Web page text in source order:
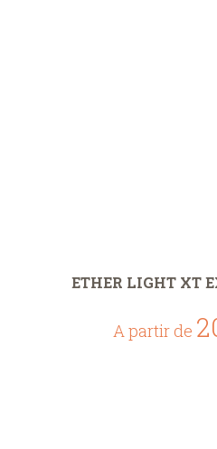
ETHER LIGHT XT
A partir de